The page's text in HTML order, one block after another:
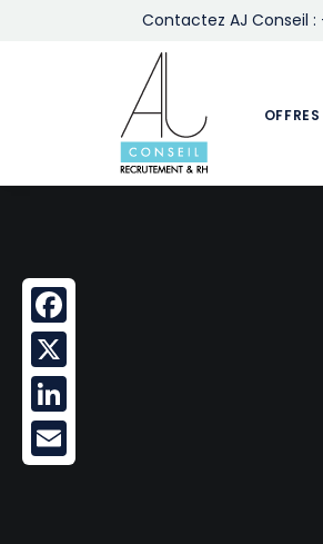
Contactez AJ Conseil :
Facebook
X
LinkedIn
Email